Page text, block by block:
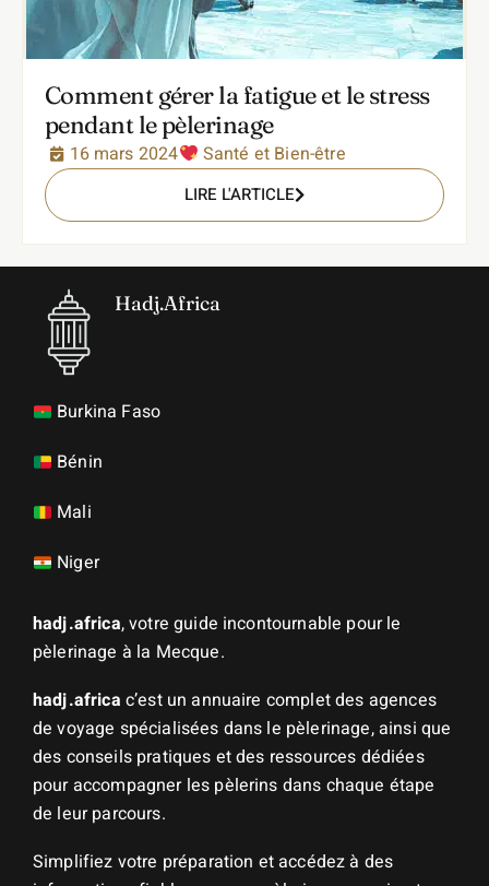
Comment gérer la fatigue et le stress
pendant le pèlerinage
16 mars 2024 Santé et Bien-être
LIRE L'ARTICLE
Hadj.Africa
Burkina Faso
Bénin
Mali
Niger
hadj.africa, votre guide incontournable pour le
pèlerinage à la Mecque.
hadj.africa c’est un annuaire complet des agences
de voyage spécialisées dans le pèlerinage, ainsi que
des conseils pratiques et des ressources dédiées
pour accompagner les pèlerins dans chaque étape
de leur parcours.
Simplifiez votre préparation et accédez à des